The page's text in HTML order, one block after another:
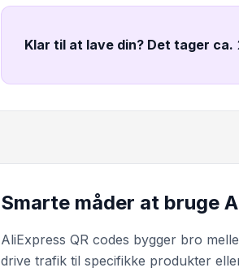
Klar til at lave din? Det tager ca.
Smarte måder at bruge
AliExpress QR codes bygger bro
drive trafik til specifikke produkter